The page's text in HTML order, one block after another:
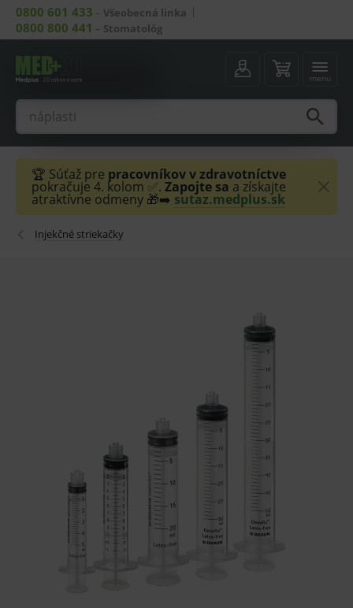
0800 601 433 – Všeobecná linka
0800 800 441 – Stomatológ
menu
🏆 Súťaž pre pracovníkov v zdravotníctve
pokračuje 4. kolom ✅. Zapojte sa a získajte
atraktívne odmeny 🎁➡️ sutaz.medplus.sk
Injekčné striekačky